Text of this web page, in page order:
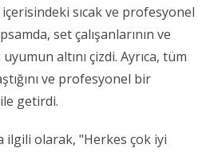
sıcak ve profesyonel
set çalışanlarının ve
altını çizdi. Ayrıca, tüm
ve profesyonel bir
getirdi.
ilgili olarak, "Herkes çok iyi